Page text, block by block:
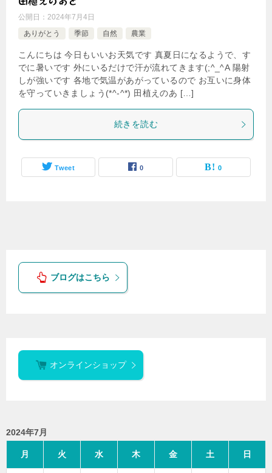
公開日： 2024年7月4日
ありがとう
季節 自然 農業
こんにちは 今日もいいお天気です 真夏日になるようで、す
でに暑いです 外にいるだけで汗が流れてきます(;^_^A 陽射
しが強いです 各地で気温があがっているので お互いに身体
を守っていきましょう(*^-^*) 田植えのあ […]
続きを読む
Tweet 0 0
ブログはこちら
オンラインショップ
2024年7月
月 火 水 木 金 土 日